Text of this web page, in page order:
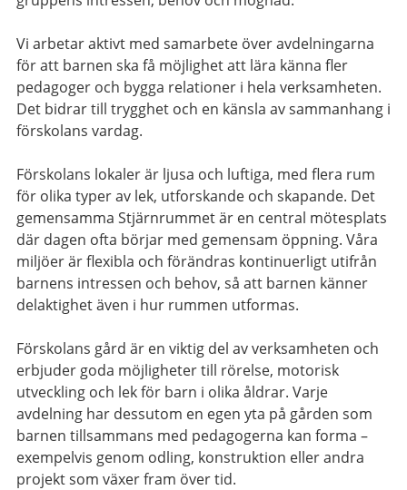
Vi arbetar aktivt med samarbete över avdelningarna
för att barnen ska få möjlighet att lära känna fler
pedagoger och bygga relationer i hela verksamheten.
Det bidrar till trygghet och en känsla av sammanhang i
förskolans vardag.
Förskolans lokaler är ljusa och luftiga, med flera rum
för olika typer av lek, utforskande och skapande. Det
gemensamma Stjärnrummet är en central mötesplats
där dagen ofta börjar med gemensam öppning. Våra
miljöer är flexibla och förändras kontinuerligt utifrån
barnens intressen och behov, så att barnen känner
delaktighet även i hur rummen utformas.
Förskolans gård är en viktig del av verksamheten och
erbjuder goda möjligheter till rörelse, motorisk
utveckling och lek för barn i olika åldrar. Varje
avdelning har dessutom en egen yta på gården som
barnen tillsammans med pedagogerna kan forma –
exempelvis genom odling, konstruktion eller andra
projekt som växer fram över tid.